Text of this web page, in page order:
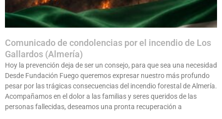
Comunicado de condolencias por el incendio de Los
Gallardos (Almería)
Hoy la prevención deja de ser un consejo, para que sea una necesidad
Desde Fundación Fuego queremos expresar nuestro más profundo
pesar por las trágicas consecuencias del incendio forestal de Almería.
Acompañamos en el dolor a las familias y seres queridos de las
personas fallecidas, deseamos una pronta recuperación a